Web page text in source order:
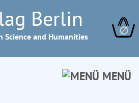
Berlin
Science and Humanities ∅
MENÜ